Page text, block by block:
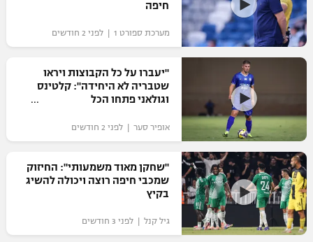
VOD
רץ ברשת
תוצאות
לוח שידורים
ברחבה
מכבי חיפה
בית"ר ירושלים
מכבי תל אביב
הפועל תל אביב
הפועל חיפה
הפועל באר שבע
מכבי נתניה
ליגה ספרדית
ליגה איטלקית
ליגה צרפתית
ליגה הולנדית
ליגה סינית
ליגה ברזילאית
מכבי תל אביב
הפועל חולון
הפועל ירושלים
דני אבדיה
יורוליג
יורוקאפ
טניס
כדוריד
שחייה
ג'ודו
אגרוף
ספורט אולימפי
חיפה
מערכת ספורט 1 | לפני 2 חודשים
"יעברו על כל הקבוצות ויראו
שטבריה לא היחידה": קלטינס
וגולאני פתחו הכל
אופיר סער | לפני 2 חודשים
"שחקן מאוד משמעותי": החיזוק
שמכבי חיפה רוצה ויכולה להשיג
בקיץ
גיל קנל | לפני 3 חודשים